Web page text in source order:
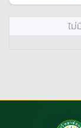
ไม่